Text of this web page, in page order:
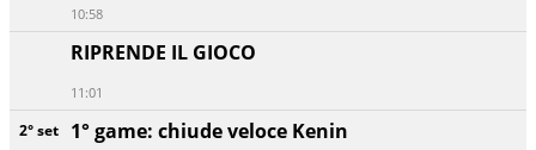
2° set
1° game: chiude veloce Kenin
RIPRENDE IL GIOCO
11:01
10:58